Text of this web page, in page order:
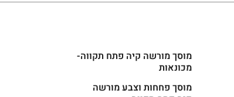
מוסך מורשה קיה פתח תקווה-
מכונאות
מוסך פחחות וצבע מורשה